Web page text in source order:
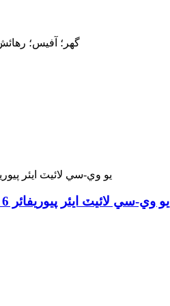
گھر؛ آفيس؛
يو وي-سي لائيٽ ايئر پيوريفائر 6 اسٽيج فلٽريشن جراثيم فلٽر الرجي کي ماري ٿو